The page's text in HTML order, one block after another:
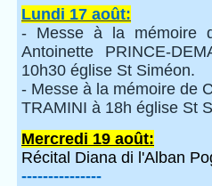
Lundi 17 août:
- Messe à la mémoire
Antoinette PRINCE-
10h30 église St Siméon.
- Messe à la mémoire de
TRAMINI à 18h église St
Mercredi 19 août:
Récital Diana di l'Alban
---------------